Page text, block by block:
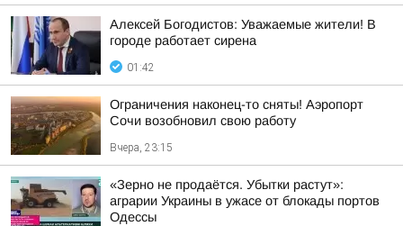
Алексей Богодистов: Уважаемые жители! В
городе работает сирена
01:42
Ограничения наконец-то сняты! Аэропорт
Сочи возобновил свою работу
Вчера, 23:15
«Зерно не продаётся. Убытки растут»:
аграрии Украины в ужасе от блокады портов
Одессы